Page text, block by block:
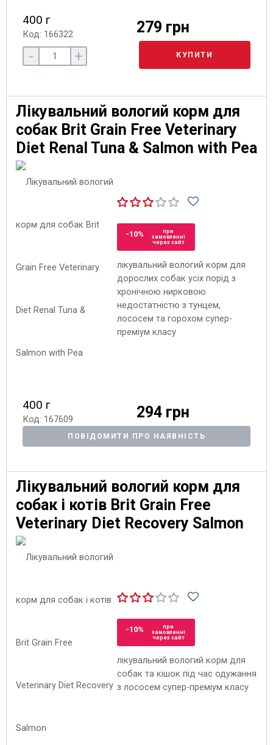
400 г
Код: 166322 279 грн
- + КУПИТИ
Лікувальний вологий корм для
собак Brit Grain Free Veterinary
Diet Renal Tuna & Salmon with Pea
-10%
при
замовленні
через сайт
лікувальний вологий корм для
дорослих собак усіх порід з
хронічною нирковою
недостатністю з тунцем,
лососем та горохом супер-
преміум класу
400 г
Код: 167609 294 грн
ПОВІДОМИТИ ПРО НАЯВНІСТЬ
Лікувальний вологий корм для
собак і котів Brit Grain Free
Veterinary Diet Recovery Salmon
-10%
при
замовленні
через сайт
лікувальний вологий корм для
собак та кішок під час одужання
з лососем супер-преміум класу